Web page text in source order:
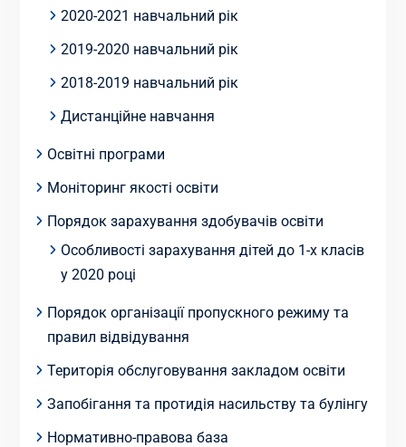
2020-2021 навчальний рік
2019-2020 навчальний рік
2018-2019 навчальний рік
Дистанційне навчання
Освітні програми
Моніторинг якості освіти
Порядок зарахування здобувачів освіти
Особливості зарахування дітей до 1-х класів
у 2020 році
Порядок організації пропускного режиму та
правил відвідування
Територія обслуговування закладом освіти
Запобігання та протидія насильству та булінгу
Нормативно-правова база